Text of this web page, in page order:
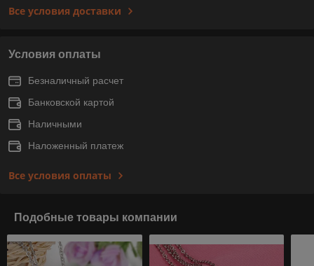
Все условия доставки
Условия оплаты
Безналичный расчет
Банковской картой
Наличными
Наложенный платеж
Все условия оплаты
Подобные товары компании